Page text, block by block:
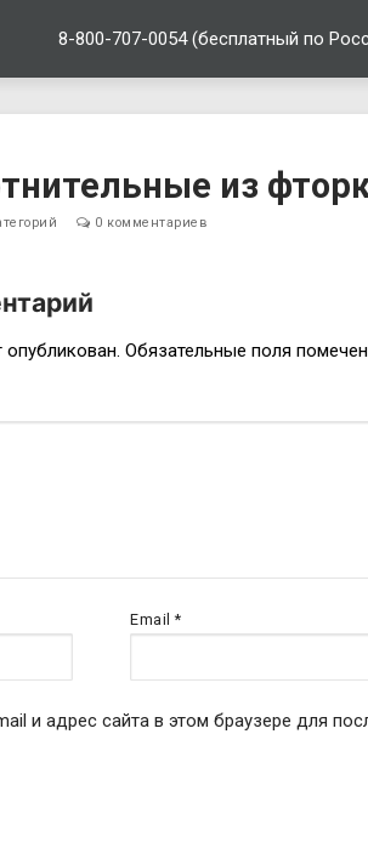
8-800-707-0054 (бесплатный по
из
0 комментариев
Обязательные поля
Email*
и адрес сайта в этом браузере для